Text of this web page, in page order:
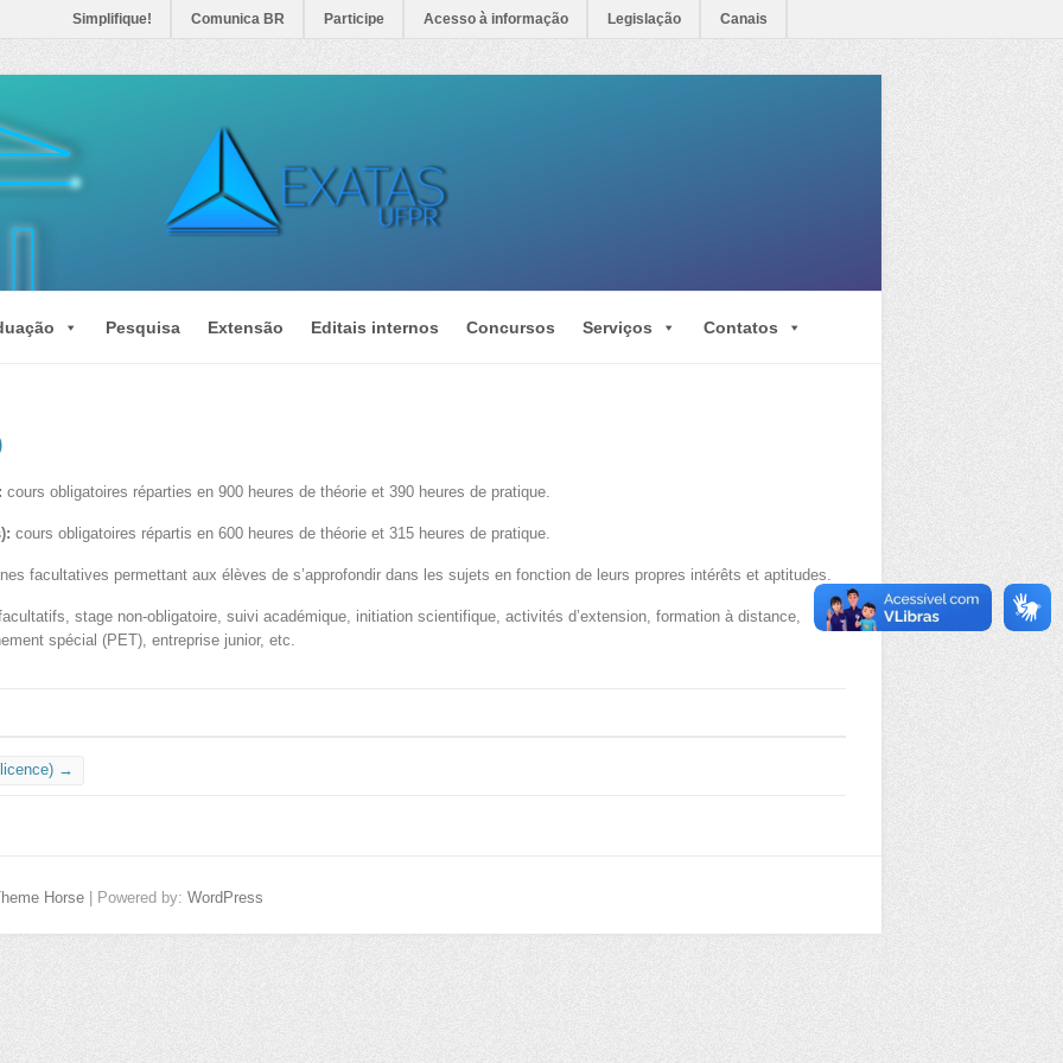
Simplifique! Comunica BR Participe Acesso à informação Legislação Canais
Pesquisa Extensão Editais internos Concursos Serviços Contatos
cours obligatoires réparties en 900 heures de théorie et 390 heures de pratique.
cours obligatoires répartis en 600 heures de théorie et 315 heures de pratique.
facultatives permettant aux élèves de s’approfondir dans les sujets en fonction de leurs propres intérêts et aptitudes.
stage non-obligatoire, suivi académique, initiation scientifique, activités d’extension, formation à distance,
spécial (PET), entreprise junior, etc.
→
Horse | Powered by: WordPress